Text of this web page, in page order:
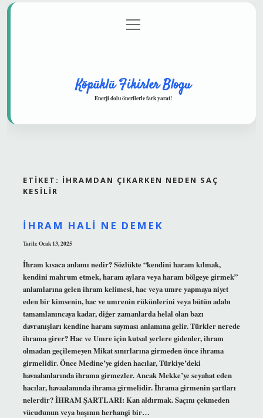
Gizlilik Politikası
menüyü
aç
Köpüklü Fikirler Blogu
Enerji dolu önerilerle fark yarat!
ETIKET: İHRAMDAN ÇIKARKEN NEDEN SAÇ
KESILIR
İHRAM HALI NE DEMEK
Tarih: Ocak 13, 2025
İhram kısaca anlamı nedir? Sözlükte “kendini haram kılmak,
kendini mahrum etmek, haram aylara veya haram bölgeye girmek”
anlamlarına gelen ihram kelimesi, hac veya umre yapmaya niyet
eden bir kimsenin, hac ve umrenin rükünlerini veya bütün adabı
tamamlanıncaya kadar, diğer zamanlarda helal olan bazı
davranışları kendine haram sayması anlamına gelir. Türkler nerede
ihrama girer? Hac ve Umre için kutsal yerlere gidenler, ihram
olmadan geçilemeyen Mikat sınırlarına girmeden önce ihrama
girmelidir. Önce Medine’ye giden hacılar, Türkiye’deki
havaalanlarında ihrama girmezler. Ancak Mekke’ye seyahat eden
hacılar, havaalanında ihrama girmelidir. İhrama girmenin şartları
nelerdir? İHRAM ŞARTLARI: Kan aldırmak. Saçını çekmeden
vücudunun veya başının herhangi bir…